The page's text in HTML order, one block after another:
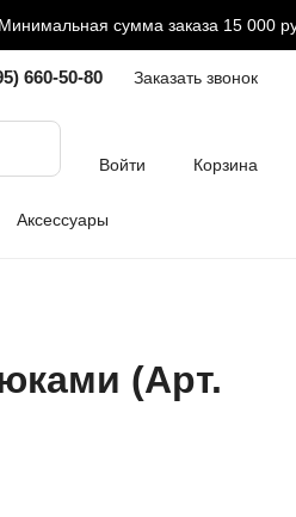
сумма заказа 15 000
660-50-80 Заказать звонок
Войти Корзина
Аксессуары
(Арт.